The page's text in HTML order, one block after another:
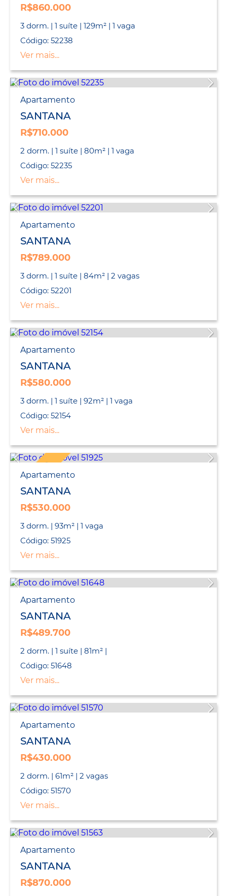
R$860.000
3 dorm. | 1 suíte | 129m² | 1 vaga
Código: 52238
Ver mais...
Apartamento
SANTANA
R$710.000
2 dorm. | 1 suíte | 80m² | 1 vaga
Código: 52235
Ver mais...
Apartamento
SANTANA
R$789.000
3 dorm. | 1 suíte | 84m² | 2 vagas
Código: 52201
Ver mais...
Apartamento
SANTANA
R$580.000
3 dorm. | 1 suíte | 92m² | 1 vaga
Código: 52154
Ver mais...
EXCLUSIVO
Apartamento
SANTANA
R$530.000
3 dorm. | 93m² | 1 vaga
Código: 51925
Ver mais...
Apartamento
SANTANA
R$489.700
2 dorm. | 1 suíte | 81m² |
Código: 51648
Ver mais...
Apartamento
SANTANA
R$430.000
2 dorm. | 61m² | 2 vagas
Código: 51570
Ver mais...
Apartamento
SANTANA
R$870.000